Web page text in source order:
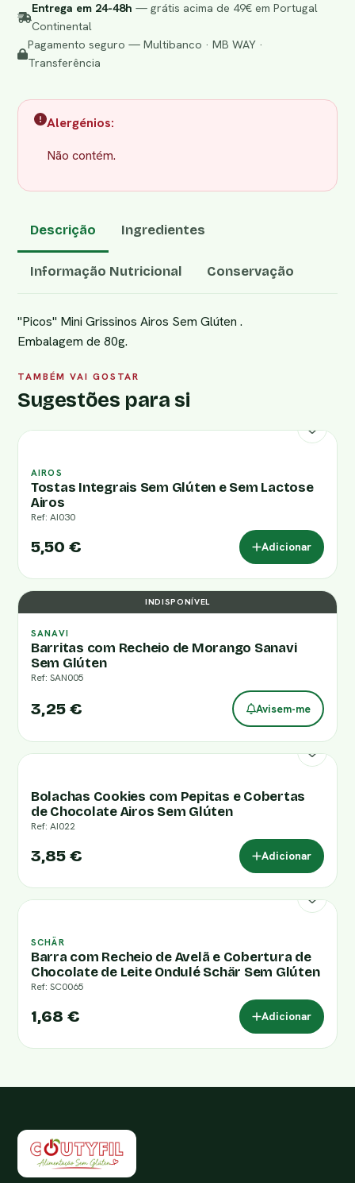
Entrega em 24-48h — grátis acima de 49€ em Portugal
Continental
Pagamento seguro — Multibanco · MB WAY ·
Transferência
Alergénios:
Não contém.
Descrição Ingredientes
Informação Nutricional Conservação
"Picos" Mini Grissinos Airos Sem Glúten .
Embalagem de 80g.
TAMBÉM VAI GOSTAR
Sugestões para si
AIROS
Tostas Integrais Sem Glúten e Sem Lactose
Airos
Ref: AI030
5,50 € Adicionar
INDISPONÍVEL
SANAVI
Barritas com Recheio de Morango Sanavi
Sem Glúten
Ref: SAN005
3,25 € Avisem-me
Bolachas Cookies com Pepitas e Cobertas
de Chocolate Airos Sem Glúten
Ref: AI022
3,85 € Adicionar
SCHÄR
Barra com Recheio de Avelã e Cobertura de
Chocolate de Leite Ondulé Schär Sem Glúten
Ref: SC0065
1,68 € Adicionar